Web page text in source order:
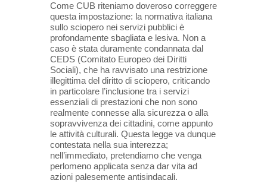
Come CUB riteniamo doveroso correggere
questa impostazione: la normativa italiana
sullo sciopero nei servizi pubblici è
profondamente sbagliata e lesiva. Non a
caso è stata duramente condannata dal
CEDS (Comitato Europeo dei Diritti
Sociali), che ha ravvisato una restrizione
illegittima del diritto di sciopero, criticando
in particolare l’inclusione tra i servizi
essenziali di prestazioni che non sono
realmente connesse alla sicurezza o alla
sopravvivenza dei cittadini, come appunto
le attività culturali. Questa legge va dunque
contestata nella sua interezza;
nell’immediato, pretendiamo che venga
perlomeno applicata senza dar vita ad
azioni palesemente antisindacali.